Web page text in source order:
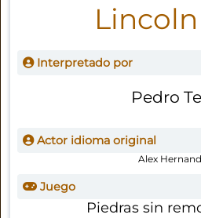
Interpretado por
Pedro
Actor idioma original
Alex
Juego
Piedras sin